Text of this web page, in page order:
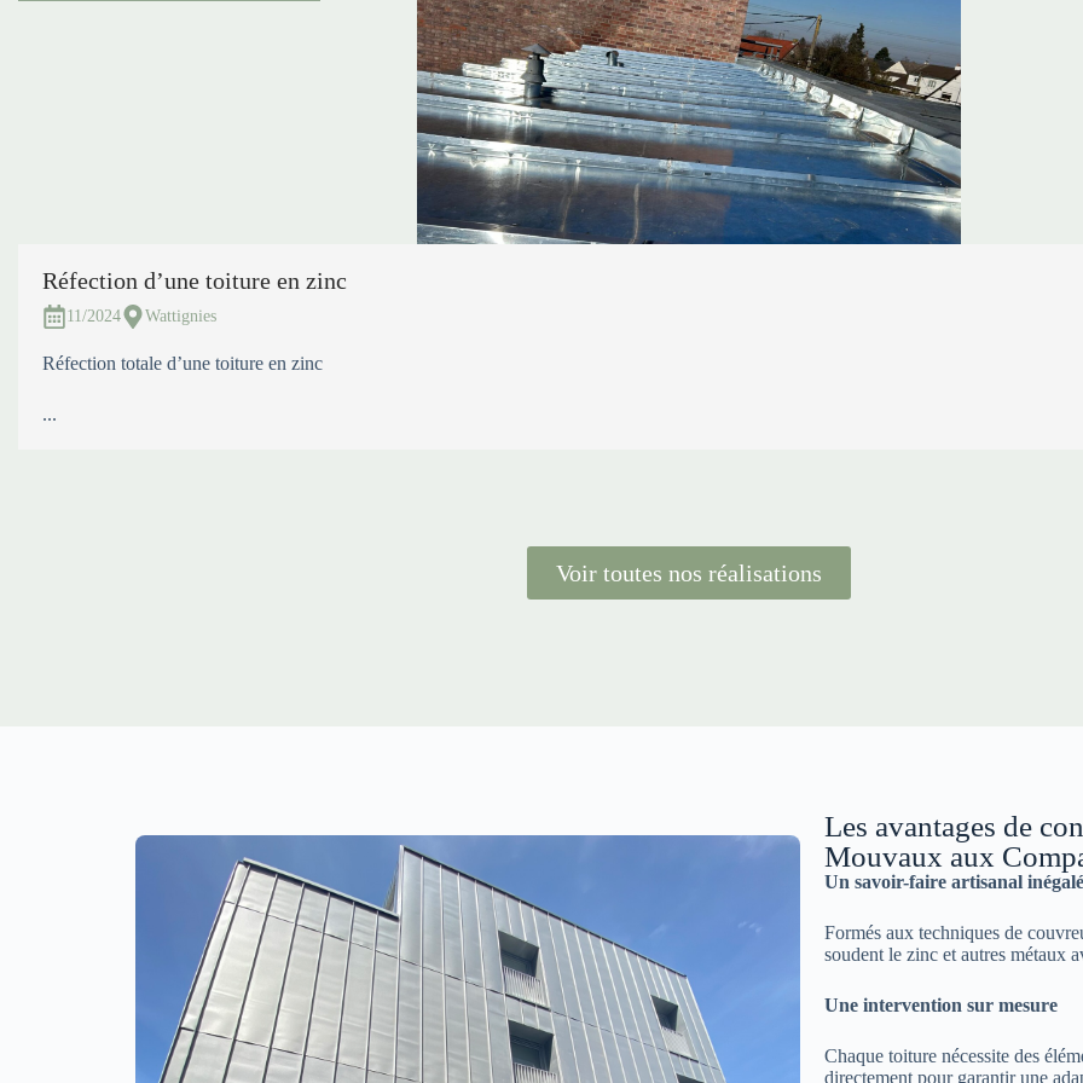
Réfection d’une toiture en zinc
11/2024 Wattignies
Réfection totale d’une toiture en zinc
...
Voir toutes nos réalisations
Les avantages de
Mouvaux aux
Un savoir-faire artisanal inégalé
Formés aux techniques de
soudent le zinc et autres métaux
Une intervention sur mesure
Chaque toiture nécessite des
directement pour garantir une